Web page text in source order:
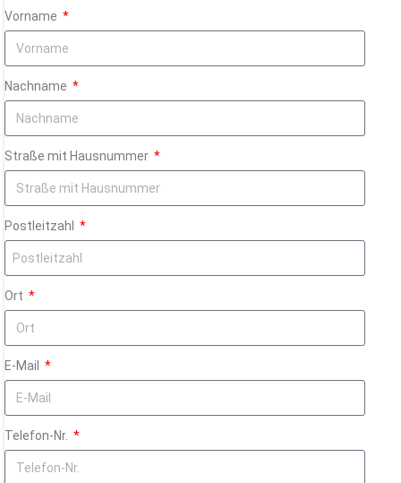
Vorname
Nachname
Straße mit Hausnummer
Postleitzahl
Ort
E-Mail
Telefon-Nr.